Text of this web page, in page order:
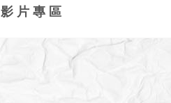
影片專區